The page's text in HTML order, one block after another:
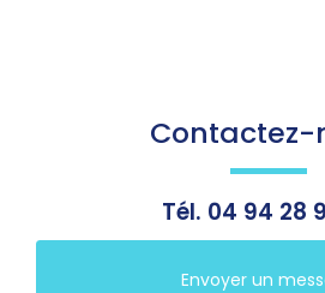
Contactez-
Tél. 04 94 28
Envoyer un